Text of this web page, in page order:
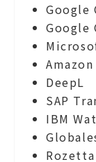
Google
Google
DeepL
SAP
IBM
Rozetta